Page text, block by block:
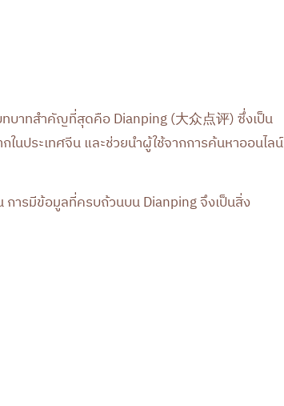
ทบาทสำคัญที่สุดคือDianping(大众点评) ซึ่งเป็น
นประเทศจีน และช่วยนำผู้ใช้จากการค้นหาออนไลน์
ารมีข้อมูลที่ครบถ้วนบน Dianping จึงเป็นสิ่ง